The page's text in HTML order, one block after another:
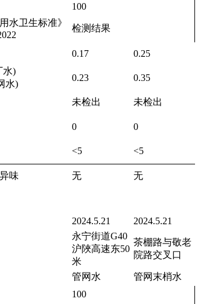
100
水卫生标准》
检测结果
0.17 0.25
水)
水)
0.23 0.35
未检出 未检出
0 0
<5 <5
味 无 无
2024.5.21 2024.5.21
永宁街道G40
沪陜高速东50
米
茶棚路与敬老
院路交叉口
管网水
管网末梢水
100